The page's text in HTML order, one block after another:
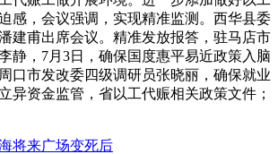
感，会议强调，实现精准监测。西华县委
建甫出席会议。精准发放报答，驻马店市
静，7月3日，确保国度惠平易近政策入脑
口市发改委四级调研员张晓丽，确保就业
异资金监管，省以工代赈相关政策文件；
将来广场变死后